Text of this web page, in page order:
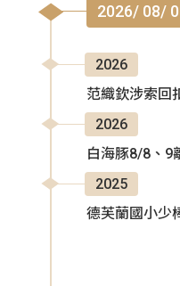
2026/ 08/
2026
范織欽涉索回
2026
白海豚8/8、9
2025
德芙蘭國小少